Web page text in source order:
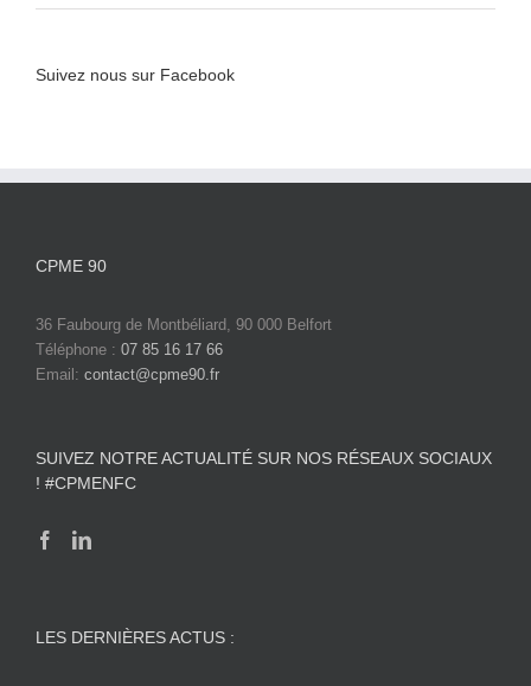
Suivez nous sur Facebook
CPME 90
36 Faubourg de Montbéliard, 90 000 Belfort
Téléphone : 07 85 16 17 66
Email: contact@cpme90.fr
SUIVEZ NOTRE ACTUALITÉ SUR NOS RÉSEAUX SOCIAUX
! #CPMENFC
LES DERNIÈRES ACTUS :